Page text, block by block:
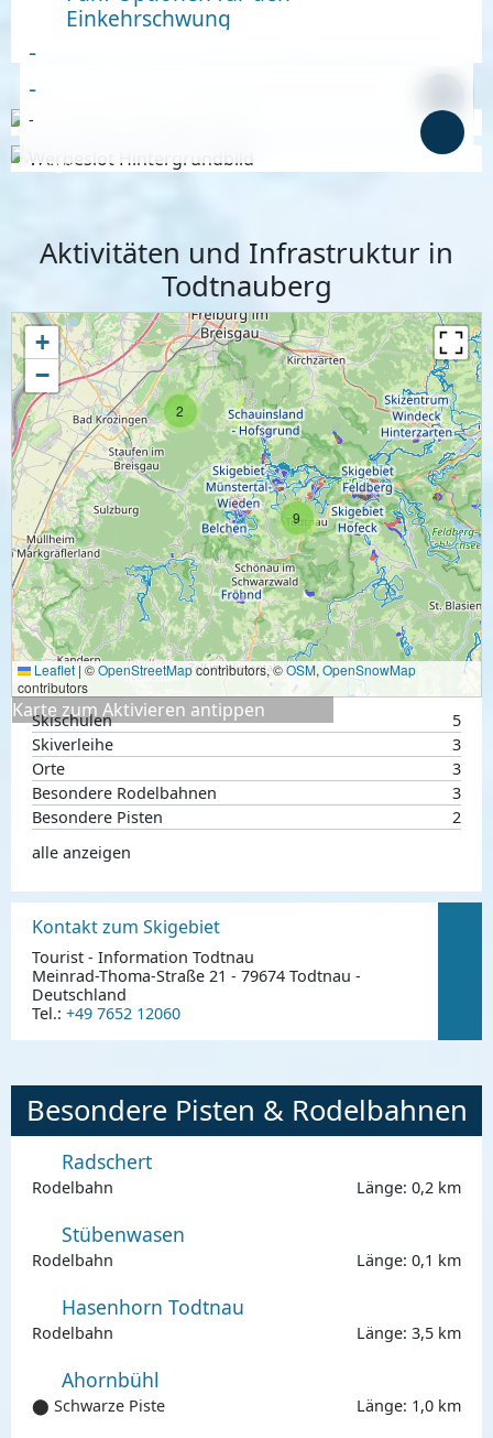
Einkehrschwung
Anzeige
-
Anzeige
-
-
Aktivitäten und Infrastruktur in
Todtnauberg
Skischulen
5
Skiverleihe
3
Orte
3
Besondere Rodelbahnen
3
Besondere Pisten
2
alle anzeigen
9
2
+
−
Leaflet |©OpenStreetMapcontributors, ©OSM,OpenSnowMap
contributors
Karte zum Aktivieren antippen
Kontakt zum Skigebiet
Tourist - Information Todtnau
Meinrad-Thoma-Straße 21 - 79674 Todtnau -
Deutschland
Tel.: +49 7652 12060
Besondere Pisten & Rodelbahnen
Radschert
Rodelbahn Länge: 0,2 km
Stübenwasen
Rodelbahn Länge: 0,1 km
Hasenhorn Todtnau
Rodelbahn Länge: 3,5 km
Ahornbühl
⬤ Schwarze Piste Länge: 1,0 km